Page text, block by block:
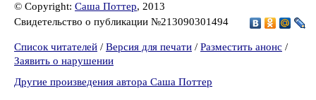
© Copyright: Саша Поттер, 2013
Свидетельство о публикации №213090301494
Список читателей / Версия для печати / Разместить анонс /
Заявить о нарушении
Другие произведения автора Саша Поттер